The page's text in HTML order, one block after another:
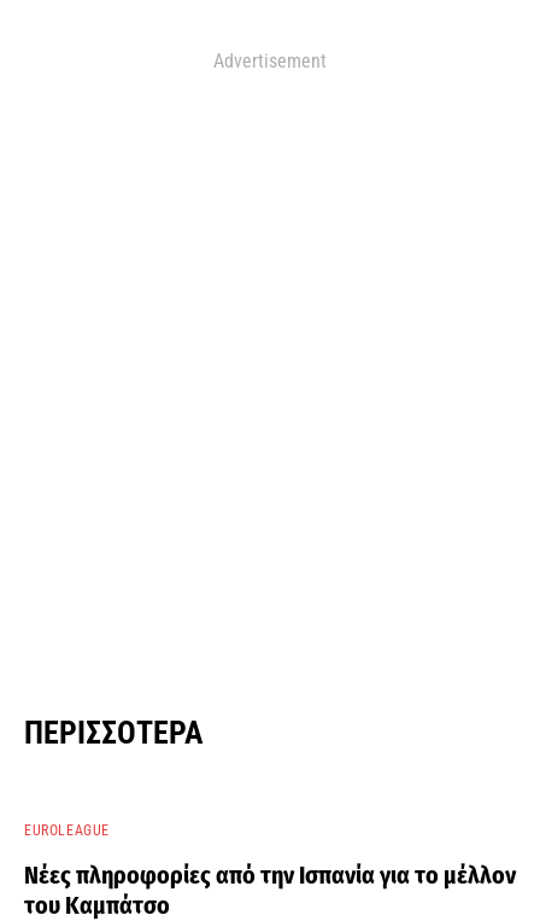
Advertisement
ΠΕΡΙΣΣΌΤΕΡΑ
EUROLEAGUE
Νέες πληροφορίες από την Ισπανία για το μέλλον
του Καμπάτσο